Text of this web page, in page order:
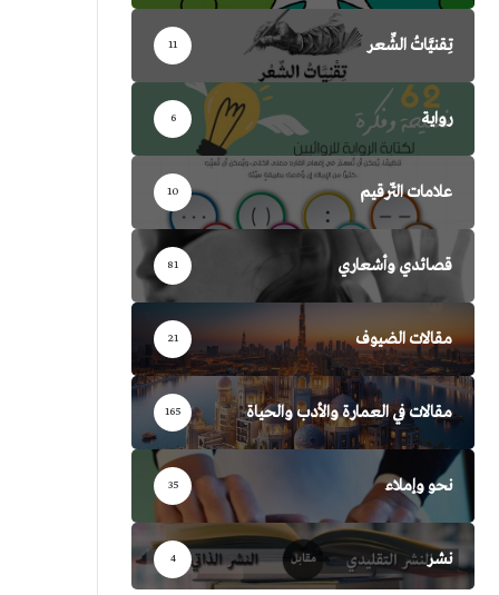
تِقنيَّاتُ الشِّعر 11
رواية 6
علامات التّرقيم 10
قصائدي وأشعاري 81
مقالات الضيوف 21
مقالات في العمارة والأدب والحياة 165
نحو وإملاء 35
نشر 4